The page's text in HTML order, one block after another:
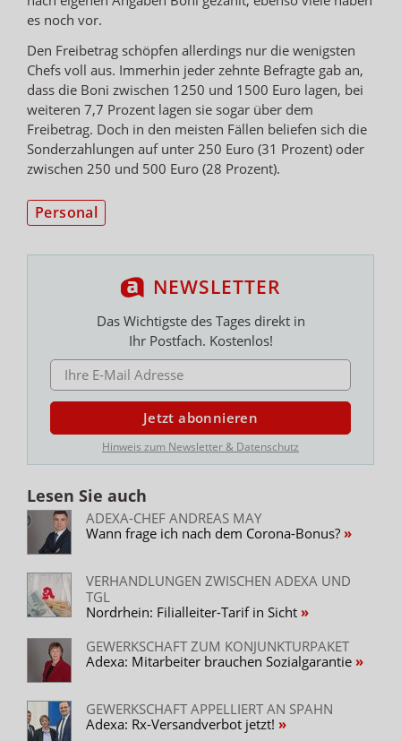
es noch vor.
Den Freibetrag schöpfen allerdings nur die wenigsten
Chefs voll aus. Immerhin jeder zehnte Befragte gab an,
dass die Boni zwischen 1250 und 1500 Euro lagen, bei
weiteren 7,7 Prozent lagen sie sogar über dem
Freibetrag. Doch in den meisten Fällen beliefen sich die
Sonderzahlungen auf unter 250 Euro (31 Prozent) oder
zwischen 250 und 500 Euro (28 Prozent).
Personal
NEWSLETTER
Das Wichtigste des Tages direkt in
Ihr Postfach. Kostenlos!
E-MAIL ADRESSE
Jetzt abonnieren
Hinweis zum Newsletter & Datenschutz
Lesen Sie auch
ADEXA-CHEF ANDREAS MAY
Wann frage ich nach dem Corona-Bonus?
VERHANDLUNGEN ZWISCHEN ADEXA UND
TGL
Nordrhein: Filialleiter-Tarif in Sicht
GEWERKSCHAFT ZUM KONJUNKTURPAKET
Adexa: Mitarbeiter brauchen Sozialgarantie
GEWERKSCHAFT APPELLIERT AN SPAHN
Adexa: Rx-Versandverbot jetzt!